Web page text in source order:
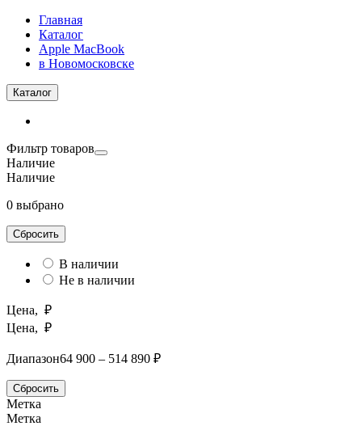
Главная
Каталог
Apple MacBook
в Новомосковске
Каталог
Фильтр товаров
Наличие
Наличие
0 выбрано
Сбросить
В наличии
Не в наличии
Цена, ₽
Цена, ₽
Диапазон64 900 – 514 890 ₽
Сбросить
Метка
Метка